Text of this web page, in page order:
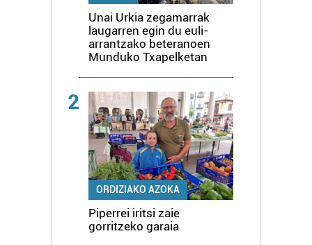
Unai Urkia zegamarrak
laugarren egin du euli-
arrantzako beteranoen
Munduko Txapelketan
2
ORDIZIAKO AZOKA
Piperrei iritsi zaie
gorritzeko garaia